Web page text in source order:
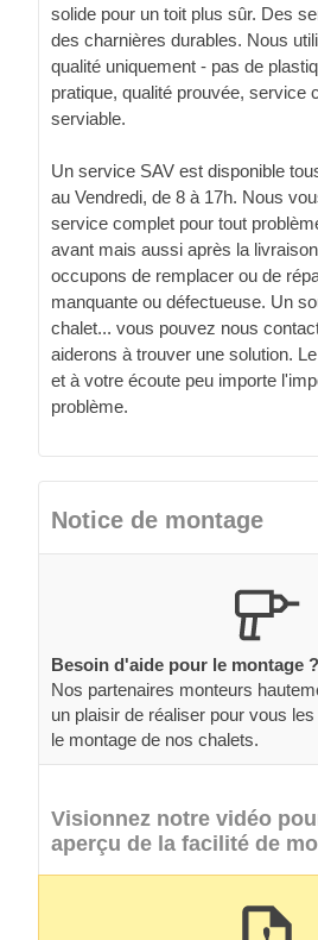
solide pour un toit plus sûr. Des
des charnières durables. Nous
qualité uniquement - pas de
pratique, qualité prouvée, service
serviable.
Un service SAV est disponible
au Vendredi, de 8 à 17h. Nous
service complet pour tout
avant mais aussi après la
occupons de remplacer ou de
manquante ou défectueuse. Un
chalet... vous pouvez nous
aiderons à trouver une solution.
et à votre écoute peu importe
problème.
Notice de montage
Besoin d'aide pour le montage ?
Nos partenaires monteurs
un plaisir de réaliser pour vous
le montage de nos chalets.
Visionnez notre vidéo
aperçu de la facilité de